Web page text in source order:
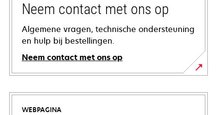
Neem contact met ons op
Algemene vragen, technische ondersteuning
en hulp bij bestellingen.
Neem contact met ons op
WEBPAGINA